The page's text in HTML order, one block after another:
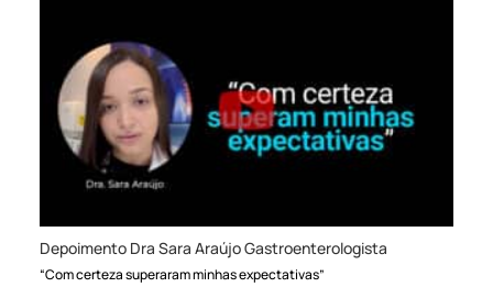
Depoimento Dra Sara Araújo Gastroenterologista
“Com certeza superaram minhas expectativas”